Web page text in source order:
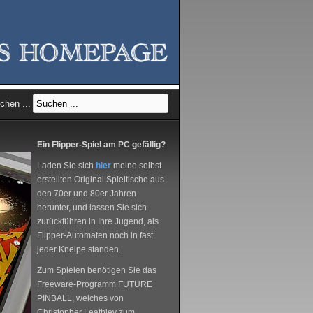
...
Ein Flipper-Spiel am PC gefällig?
Laden Sie sich hier meine selbst
erstellten Original Spieltische aus
den 70er und 80er Jahren
herunter, und lassen Sie sich
zurückführen in Ihre Jugend, als
Flipper-Automaten noch in fast
jeder Kneipe standen.
Zum Spielen benötigen Sie das
Freeware-Programm FUTURE
PINBALL, welches von